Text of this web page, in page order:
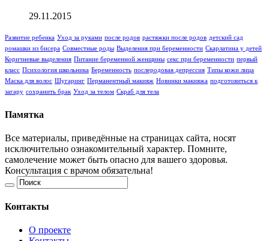
29.11.2015
Развитие ребенка Уход за руками после родов растяжки после родов детский сад
ромашки из бисера Совместные роды Выделения при беременности Скарлатина у детей
Коричневые выделения Питание беременной женщины секс при беременности первый
класс Психология школьника Беременность послеродовая депрессия Типы кожи лица
Маска для волос Шугаринг Перманентный макияж Новинки макияжа подготовиться к
загару сохранить брак Уход за телом Скраб для тела
Памятка
Все материалы, приведённые на страницах сайта, носят
исключительно ознакомительный характер. Помните,
самолечение может быть опасно для вашего здоровья.
Консультация с врачом обязательна!
Контакты
О проекте